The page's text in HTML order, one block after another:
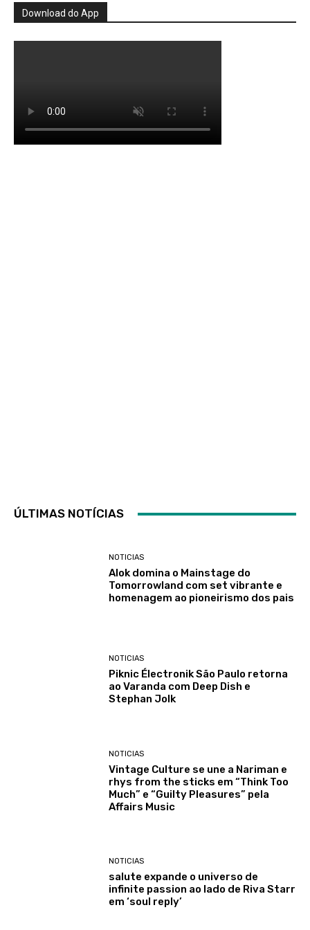
Download do App
ÚLTIMAS NOTÍCIAS
NOTICIAS
Alok domina o Mainstage do
Tomorrowland com set vibrante e
homenagem ao pioneirismo dos pais
NOTICIAS
Piknic Électronik São Paulo retorna
ao Varanda com Deep Dish e
Stephan Jolk
NOTICIAS
Vintage Culture se une a Nariman e
rhys from the sticks em “Think Too
Much” e “Guilty Pleasures” pela
Affairs Music
NOTICIAS
salute expande o universo de
infinite passion ao lado de Riva Starr
em ‘soul reply’